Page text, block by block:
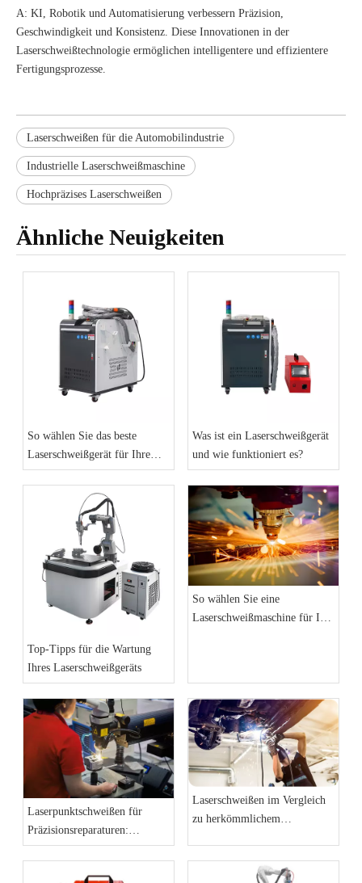
A: KI, Robotik und Automatisierung verbessern Präzision,
Geschwindigkeit und Konsistenz. Diese Innovationen in der
Laserschweißtechnologie ermöglichen intelligentere und effizientere
Fertigungsprozesse.
Laserschweißen für die Automobilindustrie
Industrielle Laserschweißmaschine
Hochpräzises Laserschweißen
Ähnliche Neuigkeiten
So wählen Sie das beste
Laserschweißgerät für Ihre
Anforderungen aus
Was ist ein Laserschweißgerät
und wie funktioniert es?
Top-Tipps für die Wartung
Ihres Laserschweißgeräts
So wählen Sie eine
Laserschweißmaschine für Ihr
Laserpunktschweißen für
Präzisionsreparaturen:
Formen- und Schmucketuis
Laserschweißen im Vergleich
zu herkömmlichem